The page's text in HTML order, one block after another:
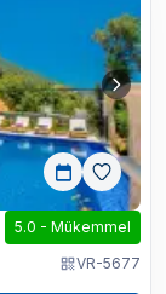
5.0 - Mükemmel
VR-5677